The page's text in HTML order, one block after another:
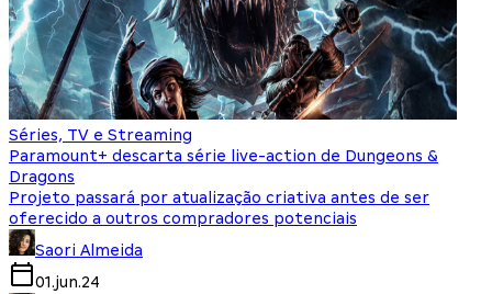
Séries, TV e Streaming
Paramount+ descarta série live-action de Dungeons &
Dragons
Projeto passará por atualização criativa antes de ser
oferecido a outros compradores potenciais
Saori Almeida
01.jun.24